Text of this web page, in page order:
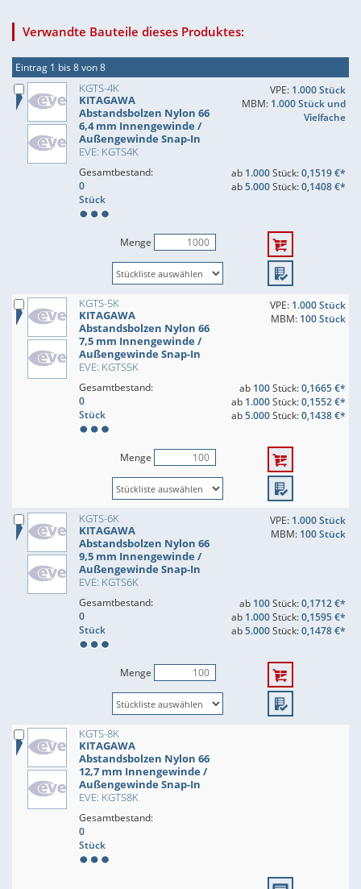
Verwandte Bauteile dieses Produktes:
Eintrag 1 bis 8 von 8
KGTS-4K
KITAGAWA
Abstandsbolzen Nylon 66
6,4 mm Innengewinde /
Außengewinde Snap-In
EVE: KGTS4K
VPE: 1.000 Stück
MBM: 1.000 Stück und
Vielfache
Gesamtbestand:
0
Stück
ab 1.000Stück:0,1519 €*
ab5.000Stück:0,1408 €*
Menge
KGTS-5K
KITAGAWA
Abstandsbolzen Nylon 66
7,5 mm Innengewinde /
Außengewinde Snap-In
EVE: KGTS5K
VPE: 1.000 Stück
MBM: 100 Stück
Gesamtbestand:
0
Stück
ab 100Stück:0,1665 €*
ab 1.000Stück:0,1552 €*
ab5.000Stück:0,1438 €*
Menge
KGTS-6K
KITAGAWA
Abstandsbolzen Nylon 66
9,5 mm Innengewinde /
Außengewinde Snap-In
EVE: KGTS6K
VPE: 1.000 Stück
MBM: 100 Stück
Gesamtbestand:
0
Stück
ab 100Stück:0,1712 €*
ab 1.000Stück:0,1595 €*
ab5.000Stück:0,1478 €*
Menge
KGTS-8K
KITAGAWA
Abstandsbolzen Nylon 66
12,7 mm Innengewinde /
Außengewinde Snap-In
EVE: KGTS8K
Gesamtbestand:
0
Stück